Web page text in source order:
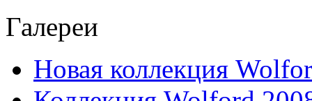
Галереи
Новая коллекция